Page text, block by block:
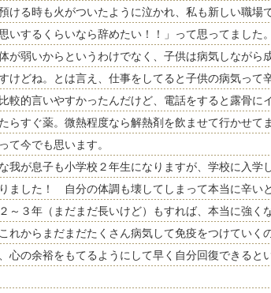
ける時も火がついたように泣かれ、私も新しい職場
いするくらいなら辞めたい！！」って思ってました
が弱いからというわけでなく、子供は病気しながら
けどね。とは言え、仕事をしてると子供の病気って
較的言いやすかったんだけど、電話をすると露骨に
らすぐ薬。微熱程度なら解熱剤を飲ませて行かせて
て今でも思います。
我が息子も小学校２年生になりますが、学校に入学
ました！ 自分の体調も壊してしまって本当に辛い
～３年（まだまだ長いけど）もすれば、本当に強く
れからまだまだたくさん病気して免疫をつけていく
心の余裕をもてるようにして早く自分回復できると